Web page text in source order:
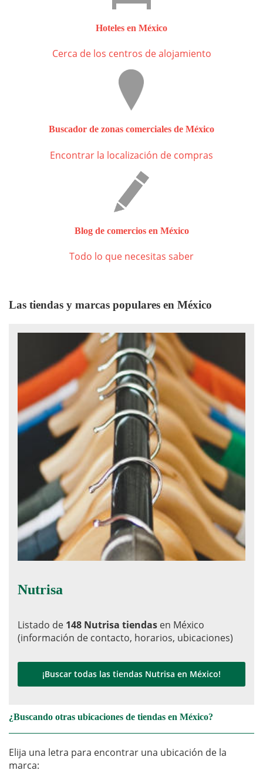
Hoteles en México
Cerca de los centros de alojamiento
Buscador de zonas comerciales de México
Encontrar la localización de compras
Blog de comercios en México
Todo lo que necesitas saber
Las tiendas y marcas populares en México
Nutrisa
Listado de 148 Nutrisa tiendas en México
(información de contacto, horarios, ubicaciones)
¡Buscar todas las tiendas Nutrisa en México!
¿Buscando otras ubicaciones de tiendas en México?
Elija una letra para encontrar una ubicación de la
marca: